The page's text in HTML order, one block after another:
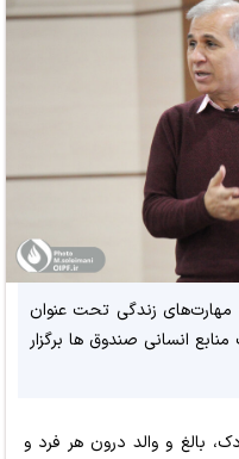
مهارت‌های زندگی تحت عنوان
انسانی صندوق ها برگزار
بالغ و والد درون هر فرد و